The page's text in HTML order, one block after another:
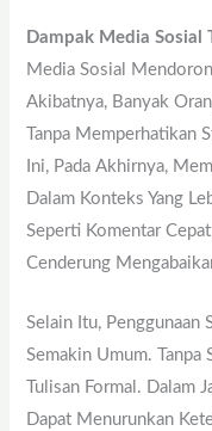
Dampak Media Sosial
Media Sosial
Akibatnya, Banyak
Tanpa Memperhatikan
Ini, Pada Akhirnya,
Dalam Konteks Yang
Seperti Komentar
Cenderung
Selain Itu, Penggunaan
Semakin Umum. Tanpa
Tulisan Formal. Dalam
Dapat Menurunkan